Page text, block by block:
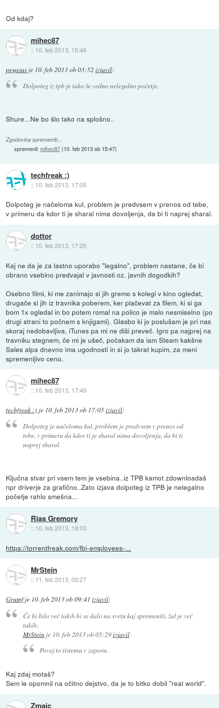
Od kdaj?
mihec87
:: 10. feb 2013, 15:46
pegasus je 10. feb 2013 ob 03:52 izjavil:
Dolpoteg iz tpb je tako še vedno nelegalno početje.
Shure...Ne bo šlo tako na splošno..
Zgodovina sprememb…
spremenil:mihec87(10. feb 2013 ob 15:47)
techfreak :)
:: 10. feb 2013, 17:05
Dolpoteg je načeloma kul, problem je predvsem v prenos od tebe,
v primeru da kdor ti je sharal nima dovoljenja, da bi ti naprej sharal.
dottor
:: 10. feb 2013, 17:20
Kaj ne da je za lastno uporabo "legalno", problem nastane, če bi
obrano vsebino predvajal v javnosti oz. javnih dogodkih?
Osebno filmi, ki me zanimajo si jih gremo s kolegi v kino ogledat,
drugače si jih iz travnika poberem, ker plačevat za filem, ki si ga
bom 1x ogledal in bo potem romal na polico je malo nesmiselno (po
drugi strani to počnem s knjigami). Glasbo ki jo poslušam je pri nas
skoraj nedobavljiva, iTunes pa mi ne diši preveč. Igro pa najprej na
travniku stegnem, če mi je ušeč, počakam da iam Steam kakšne
Sales alpa dnevno ima ugodnosti in si jo takrat kupim, za meni
spremenljivo ceno.
mihec87
:: 10. feb 2013, 17:46
techfreak :) je 10. feb 2013 ob 17:05izjavil:
Dolpoteg je načeloma kul, problem je predvsem v prenos od
tebe, v primeru da kdor ti je sharal nima dovoljenja, da bi ti
naprej sharal.
Ključna stvar pri vsem tem je vsebina..iz TPB kamot zdownloadaš
npr driverje za grafično..Zato izjava dolpoteg iz TPB je nelegalno
početje rahlo smešna...
Rias Gremory
:: 10. feb 2013, 18:03
https://torrentfreak.com/fbi-employees-...
MrStein
:: 11. feb 2013, 00:27
Grumfje 10. feb 2013 ob 09:41 izjavil:
Če bi bilo več takih bi se dalo na svetu kaj spremeniti, žal je več
takih:
MrSteinje 10. feb 2013 ob 05:29izjavil:
Povej to tistemu v zaporu.
Kaj zdaj motaš?
Sem le opomnil na očitno dejstvo, da je to bitko dobil "real world".
Zmajc